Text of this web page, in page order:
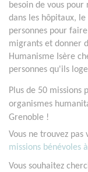
besoin de vous
dans les hôpitaux,
personnes pour
migrants et donner
Humanisme Isère
personnes qu'ils
Plus de 50 missions
organismes
Grenoble !
Vous ne trouvez pas
missions bénévoles
Vous souhaitez